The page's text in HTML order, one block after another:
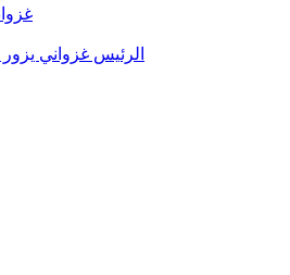
الرئيس غزواني